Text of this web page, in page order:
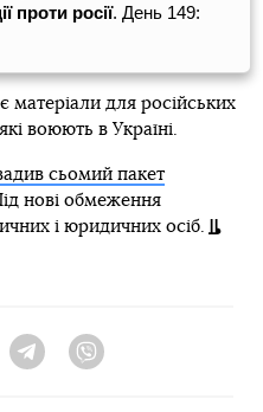
проти росії. День 149:
для російських
воюють в Україні.
сьомий пакет
нові обмеження
і юридичних осіб.
Telegram